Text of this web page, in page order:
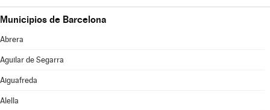
Municipios de Barcelona
Abrera
Aguilar de Segarra
Aiguafreda
Alella